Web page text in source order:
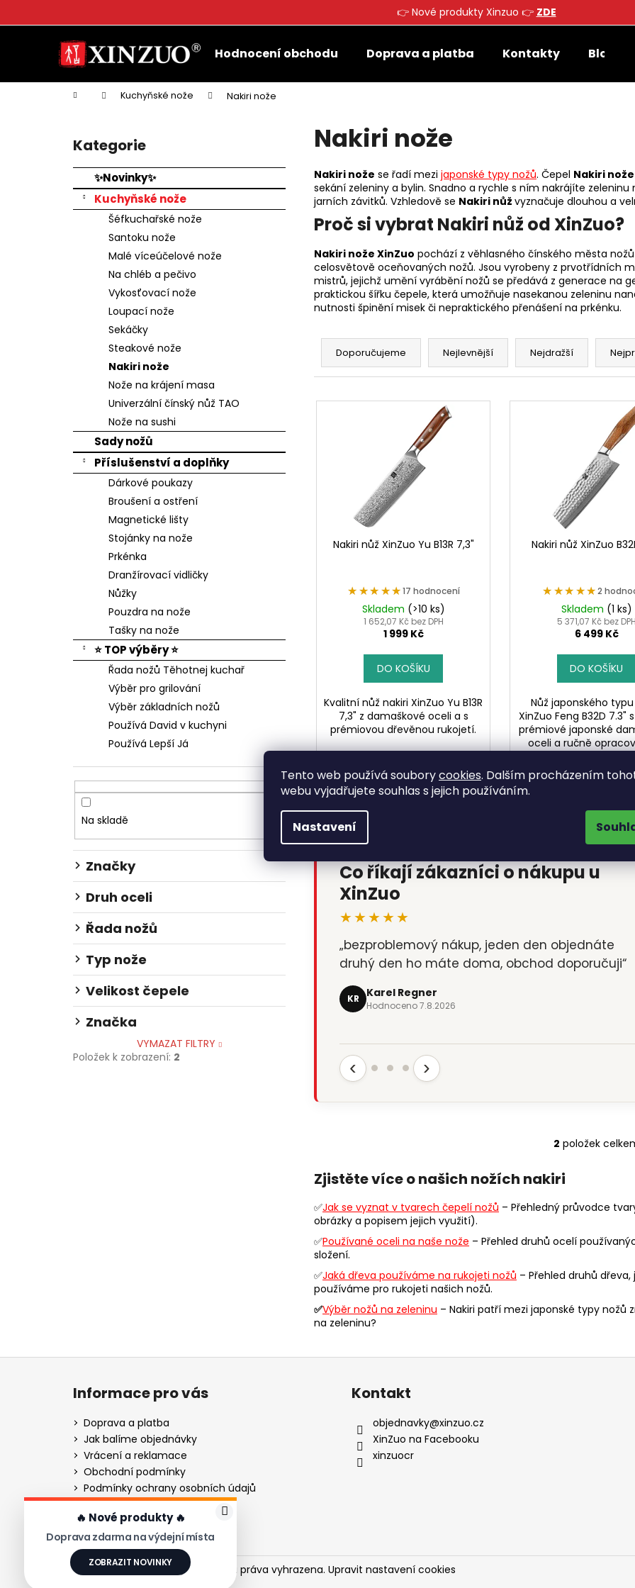
👉 Nové produkty Xinzuo 👉 ZDE
Tento web používá souborycookies. Dalším procházením
webu vyjadřujete souhlas s jejich používáním.
Nastavení
🔥 Nové produkty 🔥
Doprava zdarma na výdejní místa
ZOBRAZIT NOVINKY
Hodnocení obchodu Doprava a platba Kontakty Blog
Domů Kuchyňské nože Nakiri nože
Přeskočit
kategorie
Kategorie
✨Novinky✨
Kuchyňské nože
Šéfkuchařské nože
Santoku nože
Malé víceúčelové nože
Na chléb a pečivo
Vykosťovací nože
Loupací nože
Sekáčky
Steakové nože
Nakiri nože
Nože na krájení masa
Univerzální čínský nůž TAO
Nože na sushi
Sady nožů
Příslušenství a doplňky
Dárkové poukazy
Broušení a ostření
Magnetické lišty
Stojánky na nože
Prkénka
Dranžírovací vidličky
Nůžky
Pouzdra na nože
Tašky na nože
⭐ TOP výběry ⭐
Řada nožů Těhotnej kuchař
Výběr pro grilování
Výběr základních nožů
Používá David v kuchyni
Používá Lepší Já
Na skladě
Značky
Druh oceli
Řada nožů
Typ nože
Velikost čepele
Značka
VYMAZAT FILTRY
Položek k zobrazení: 2
Nakiri nože
Nakiri nože se řadí mezi japonské typy nožů. Čepel Nakiri nože
sekání zeleniny a bylin. Snadno a rychle s ním nakrájíte
jarních závitků. Vzhledově se Nakiri nůž vyznačuje dlouhou a
Proč si vybrat Nakiri nůž od XinZuo?
Nakiri nože XinZuo pochází z věhlasného čínského města nožů
celosvětově oceňovaných nožů. Jsou vyrobeny z prvotřídních
mistrů, jejichž umění vyrábění nožů se předává z generace na
praktickou šířku čepele, která umožňuje nasekanou zeleninu
nutnosti špinění misek či nepraktického přenášení na prkénku.
Ř
z
Doporučujeme Nejlevnější Nejdražší
V
Nakiri nůž XinZuo Yu B13R 7,3"
★★★★★
★★★★★17 hodnocení
Skladem (>10 ks)
1 652,07 Kč bez DPH
1 999 Kč
DO KOŠÍKU
Kvalitní nůž nakiri XinZuo Yu B13R
7,3" z damaškové oceli a s
prémiovou dřevěnou rukojetí.
Nakiri nůž XinZuo
★★★★★
★★★★★2
Skladem (1 ks)
5 371,07 Kč bez DPH
6 499 Kč
DO KOŠÍKU
Nůž japonského
XinZuo Feng B32D 7.3"
prémiové japonské
oceli a ručně
zeleniny. Zabalen v
dřevěné...
Co říkají zákazníci o nákupu u
XinZuo
★★★★★
„bezproblemový nákup, jeden den objednáte
druhý den ho máte doma, obchod doporučuji“
KR Karel Regner
Hodnoceno 7.8.2026
‹ ›
O
d
c
p
v
k
v
2 položek
Zjistěte více o našich nožích nakiri
✅Jak se vyznat v tvarech čepelí nožů – Přehledný průvodce
obrázky a popisem jejich využití).
✅Používané oceli na naše nože – Přehled druhů ocelí
složení.
✅Jaká dřeva používáme na rukojeti nožů – Přehled druhů
používáme pro rukojeti našich nožů.
✅Výběr nožů na zeleninu – Nakiri patří mezi japonské typy nožů
na zeleninu?
o
k Co potřebujete najít?
Doporučujeme
Z
Informace pro vás
Doprava a platba
Jak balíme objednávky
Vrácení a reklamace
Obchodní podmínky
Podmínky ochrany osobních údajů
Gravírování - návod
Gravírování nožů pro firmy
Ověřování recenzí
Kontakt
objednavky@xinzuo.cz
XinZuo na Facebooku
xinzuocr
Copyright 2026XinZuo. Všechna práva vyhrazena. Upravit nastavení cookies